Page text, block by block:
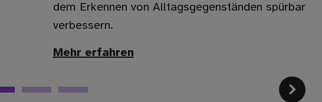
dem Erkennen von Alltagsgegenständen spürbar
verbessern.
Mehr erfahren